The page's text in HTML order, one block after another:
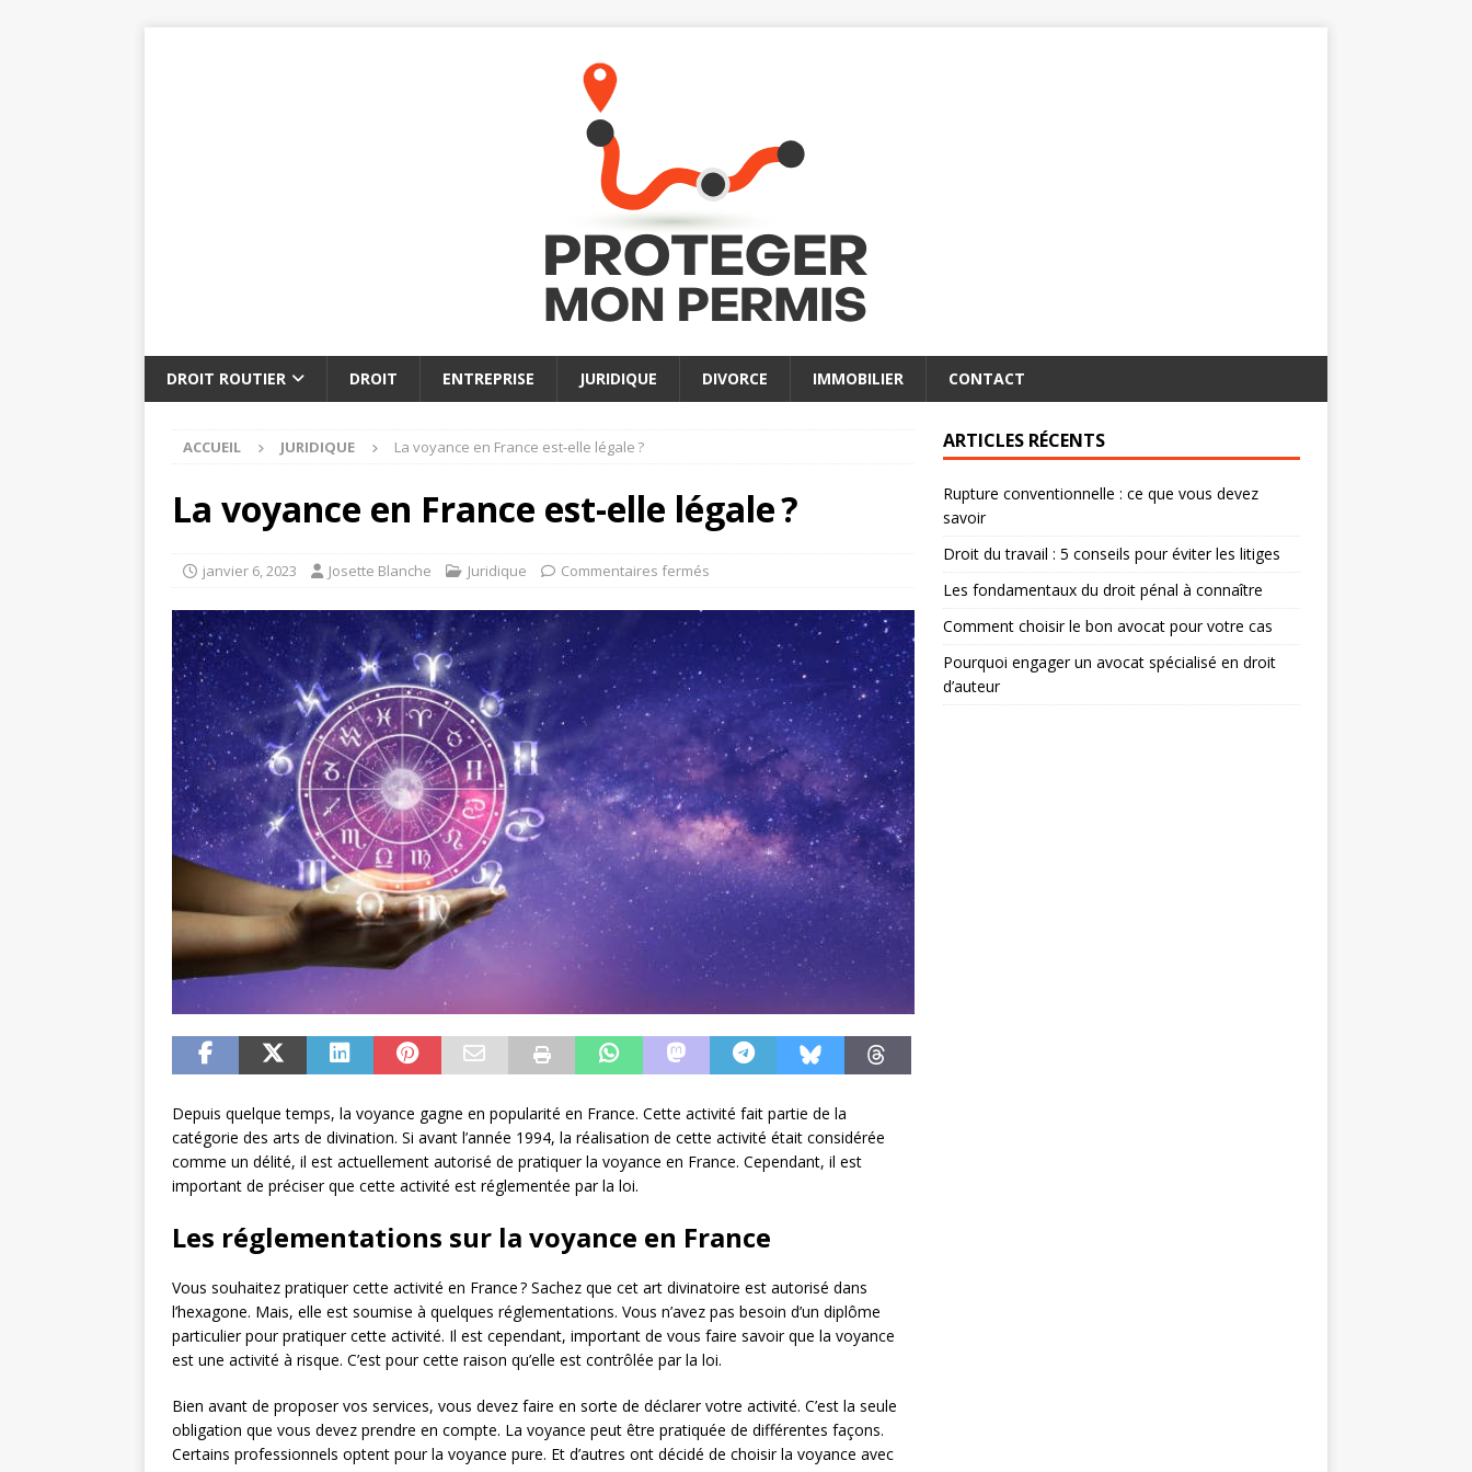
DROIT ROUTIER DROIT ENTREPRISE JURIDIQUE DIVORCE IMMOBILIER CONTACT
ACCUEIL JURIDIQUE La voyance en France est-elle légale ?
La voyance en France est-elle légale ?
janvier 6, 2023 Josette Blanche Juridique Commentaires fermés
Depuis quelque temps, la voyance gagne en popularité en France. Cette activité fait partie de la
catégorie des arts de divination. Si avant l’année 1994, la réalisation de cette activité était considérée
comme un délité, il est actuellement autorisé de pratiquer la voyance en France. Cependant, il est
important de préciser que cette activité est réglementée par la loi.
Les réglementations sur la voyance en France
Vous souhaitez pratiquer cette activité en France ? Sachez que cet art divinatoire est autorisé dans
l’hexagone. Mais, elle est soumise à quelques réglementations. Vous n’avez pas besoin d’un diplôme
particulier pour pratiquer cette activité. Il est cependant, important de vous faire savoir que la voyance
est une activité à risque. C’est pour cette raison qu’elle est contrôlée par la loi.
Bien avant de proposer vos services, vous devez faire en sorte de déclarer votre activité. C’est la seule
obligation que vous devez prendre en compte. La voyance peut être pratiquée de différentes façons.
Certains professionnels optent pour la voyance pure. Et d’autres ont décidé de choisir la voyance avec
ARTICLES RÉCENTS
Rupture conventionnelle : ce que vous devez
savoir
Droit du travail : 5 conseils pour éviter les litiges
Les fondamentaux du droit pénal à connaître
Comment choisir le bon avocat pour votre cas
Pourquoi engager un avocat spécialisé en droit
d’auteur